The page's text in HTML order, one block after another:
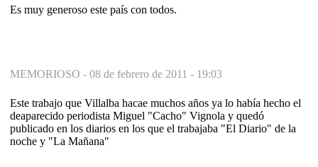
Es muy generoso este país con todos.
MEMORIOSO - 08 de febrero de 2011 - 19:03
Este trabajo que Villalba hacae muchos años ya lo había hecho el
deaparecido periodista Miguel "Cacho" Vignola y quedó
publicado en los diarios en los que el trabajaba "El Diario" de la
noche y "La Mañana"